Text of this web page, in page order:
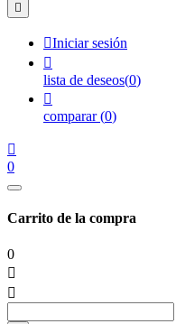

Iniciar sesión

lista de deseos(0)

comparar (0)

0
Carrito de la compra
0

